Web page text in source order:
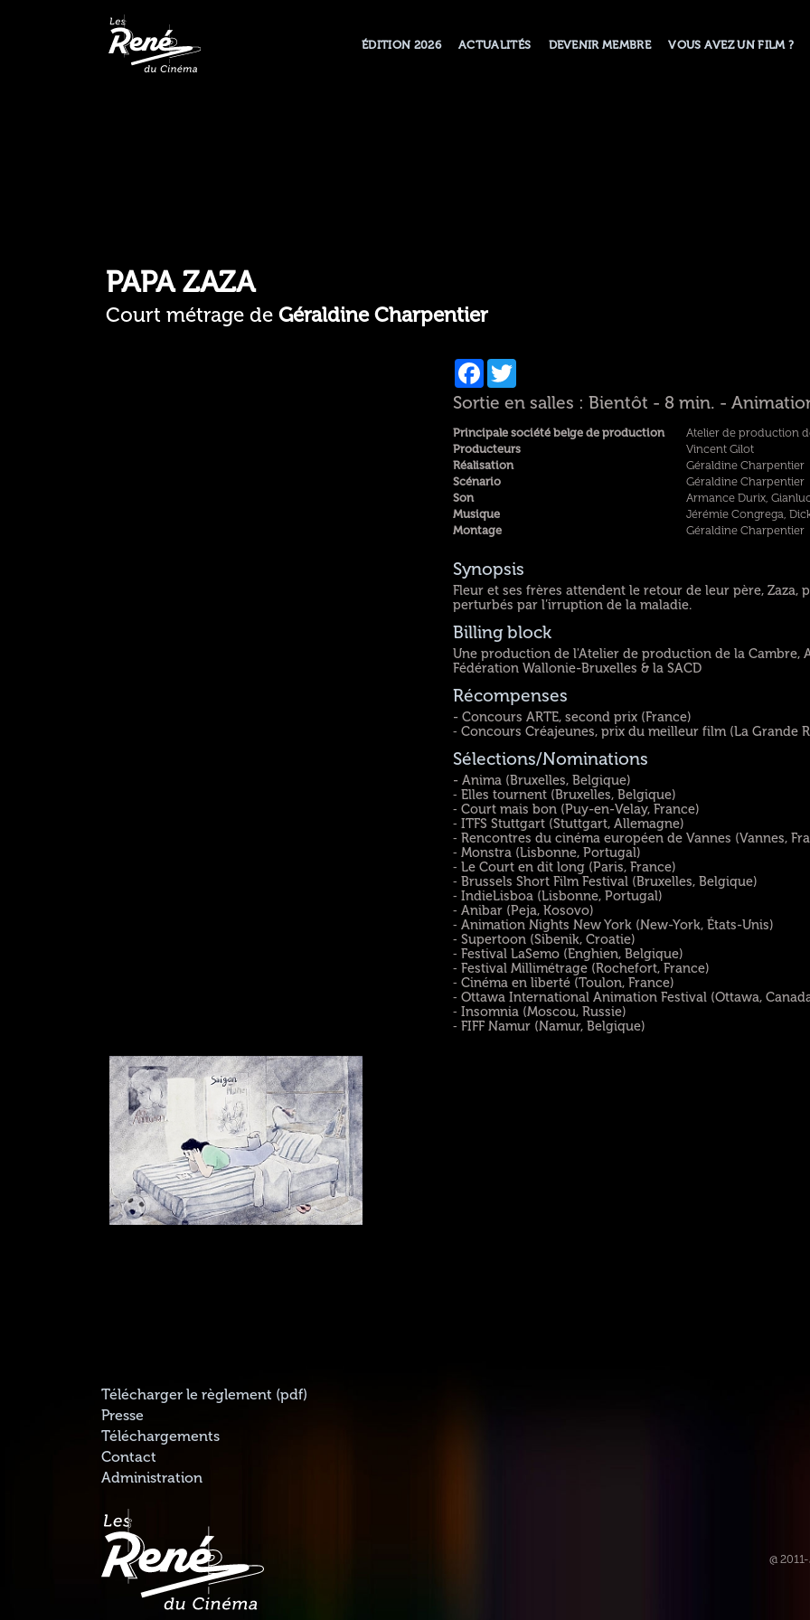
ÉDITION 2026 ACTUALITÉS DEVENIR MEMBRE VOUS AVEZ UN FILM ?
PAPA ZAZA
Court métrage de Géraldine Charpentier
Facebook
Sortie en salles : Bientôt - 8 min. -
Principale société belge de production
Atelier de production
Producteurs
Vincent Gilot
Réalisation
Géraldine Charpentier
Scénario
Géraldine Charpentier
Son
Armance Durix,
Musique
Jérémie Congrega,
Montage
Géraldine Charpentier
Synopsis
Fleur et ses frères attendent le retour de leur père, Zaza,
perturbés par l’irruption de la maladie.
Billing block
Une production de l'Atelier de production de la Cambre,
Fédération Wallonie-Bruxelles & la SACD
Récompenses
- Concours ARTE, second prix (France)
⁃ Concours Créajeunes, prix du meilleur film (La Grande
Sélections/Nominations
- Anima (Bruxelles, Belgique)
⁃ Elles tournent (Bruxelles, Belgique)
⁃ Court mais bon (Puy-en-Velay, France)
⁃ ITFS Stuttgart (Stuttgart, Allemagne)
⁃ Rencontres du cinéma européen de Vannes (Vannes,
⁃ Monstra (Lisbonne, Portugal)
⁃ Le Court en dit long (Paris, France)
⁃ Brussels Short Film Festival (Bruxelles, Belgique)
⁃ IndieLisboa (Lisbonne, Portugal)
⁃ Anibar (Peja, Kosovo)
⁃ Animation Nights New York (New-York, États-Unis)
⁃ Supertoon (Sibenik, Croatie)
⁃ Festival LaSemo (Enghien, Belgique)
⁃ Festival Millimétrage (Rochefort, France)
⁃ Cinéma en liberté (Toulon, France)
⁃ Ottawa International Animation Festival (Ottawa,
⁃ Insomnia (Moscou, Russie)
⁃ FIFF Namur (Namur, Belgique)
Télécharger le règlement (pdf)
Presse
Téléchargements
Contact
Administration
@